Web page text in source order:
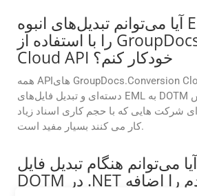
آیا می‌توانم تبدیل‌های انبوه EML به DOTM
را با استفاده از GroupDocs.Conversion
Cloud API خودکار کنم؟
همه APIهای GroupDocs.Conversion Cloud به پردازش
دسته‌ای و تبدیل فایل‌های EML به DOTM در یک تماس API اجازه
شرکت هایی که با حجم کاری اسناد زیاد
کار می کنند بسیار مفید است.
آیا می‌توانم هنگام تبدیل فایل EML به
DOTM در .NET واترمارک خودم را اضافه